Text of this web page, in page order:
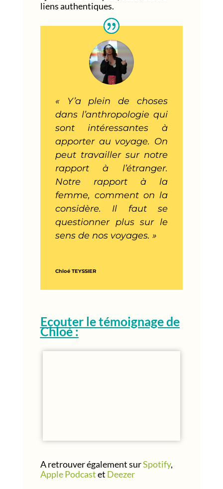
liens authentiques.
« Y’a plein de choses
dans l’anthropologie qui
sont intéressantes à
apporter au voyage. On
peut travailler sur notre
rapport à l’étranger.
Notre rapport à la
femme, comment on la
considère. Il faut se
questionner plus sur le
sens de nos voyages. »
Chloé TEYSSIER
Ecouter le témoignage de
Chloé :
A retrouver également surSpotify,
Apple Podcastet Deezer